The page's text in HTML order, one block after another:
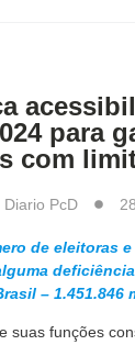
para
com
PcD
de eleitoras
– 1.451.846
suas funções